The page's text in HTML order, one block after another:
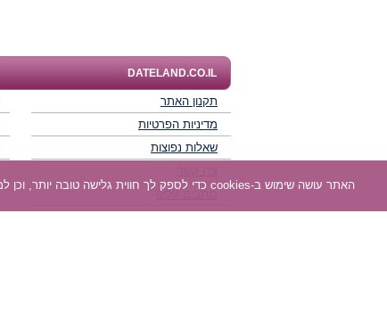
DATELAND.CO.IL
תקנון האתר
מדיניות הפרטיות
שאלות נפוצות
כותבים עלינו
האתר עושה שימוש ב-cookies כדי לספק לך חווית גלישה טובה יותר, וכן למטרות סטטיסטיקה, אפיון ושיווק. למידע נוסף